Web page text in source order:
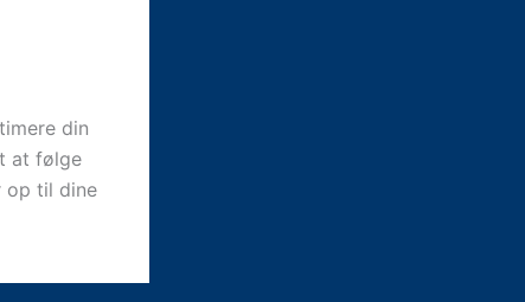
din
at følge
op til dine